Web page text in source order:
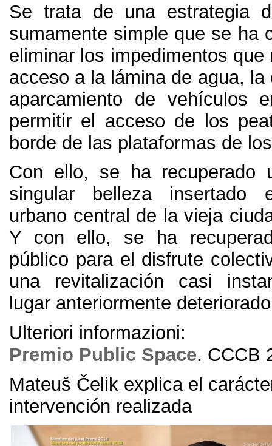
Se trata de una estrategia
sumamente simple que se ha
eliminar los impedimentos
acceso a la lámina de agua, la
aparcamiento de vehículos
permitir el acceso de los
borde de las plataformas de
Con ello, se ha recuperado
singular belleza insertado
urbano central de la vieja
Y con ello, se ha
público para el disfrute
una revitalización casi
lugar anteriormente deteriorado
Ulteriori informazioni:
Premio Public Space. CCCB
Mateuš Čelik explica el
intervención realizada